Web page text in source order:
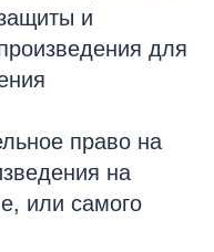
и
для
право на
на
или самого